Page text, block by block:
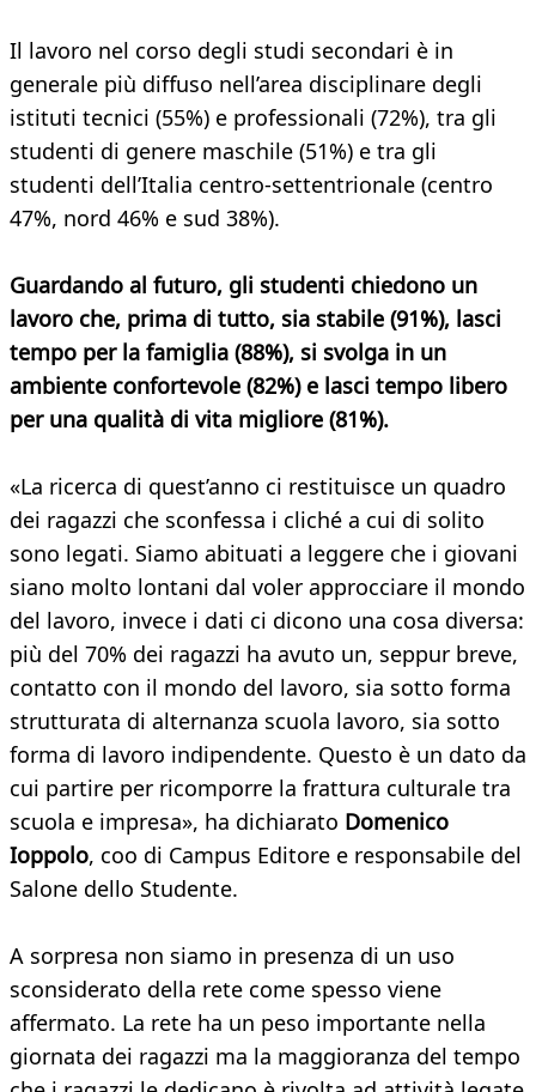
Il lavoro nel corso degli studi secondari è in
generale più diffuso nell’area disciplinare degli
istituti tecnici (55%) e professionali (72%), tra gli
studenti di genere maschile (51%) e tra gli
studenti dell’Italia centro-settentrionale (centro
47%, nord 46% e sud 38%).
Guardando al futuro, gli studenti chiedono un
lavoro che, prima di tutto, sia stabile (91%), lasci
tempo per la famiglia (88%), si svolga in un
ambiente confortevole (82%) e lasci tempo libero
per una qualità di vita migliore (81%).
«La ricerca di quest’anno ci restituisce un quadro
dei ragazzi che sconfessa i cliché a cui di solito
sono legati. Siamo abituati a leggere che i giovani
siano molto lontani dal voler approcciare il mondo
del lavoro, invece i dati ci dicono una cosa diversa:
più del 70% dei ragazzi ha avuto un, seppur breve,
contatto con il mondo del lavoro, sia sotto forma
strutturata di alternanza scuola lavoro, sia sotto
forma di lavoro indipendente. Questo è un dato da
cui partire per ricomporre la frattura culturale tra
scuola e impresa», ha dichiarato Domenico
Ioppolo, coo di Campus Editore e responsabile del
Salone dello Studente.
A sorpresa non siamo in presenza di un uso
sconsiderato della rete come spesso viene
affermato. La rete ha un peso importante nella
giornata dei ragazzi ma la maggioranza del tempo